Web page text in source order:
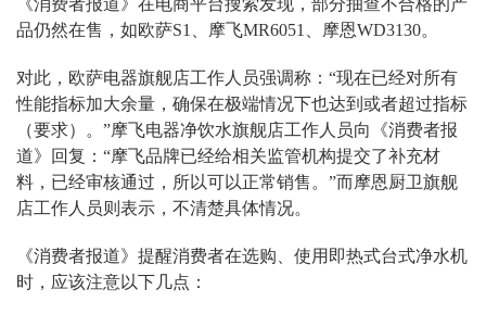
《消费者报道》在电商平台搜索发现，部分抽查不合格的产
品仍然在售，如欧萨S1 、摩飞MR6051 、摩恩WD3130。
对此，欧萨电器旗舰店工作人员强调称： “现在已经对所有
性能指标加大余量，确保在极端情况下也达到或者超过指标
（要求）。 ”摩飞电器净饮水旗舰店工作人员向《消费者报
道》回复： “摩飞品牌已经给相关监管机构提交了补充材
料，已经审核通过，所以可以正常销售。 ”而摩恩厨卫旗舰
店工作人员则表示，不清楚具体情况。
《消费者报道》提醒消费者在选购、使用即热式台式净水机
时，应该注意以下几点：